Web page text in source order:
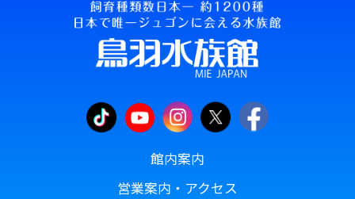
館内案内
営業案内・アクセス